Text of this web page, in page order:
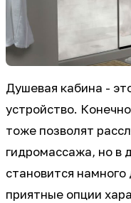
Душевая кабина -
устройство.
тоже позволят
гидромассажа, но в
становится
приятные опции